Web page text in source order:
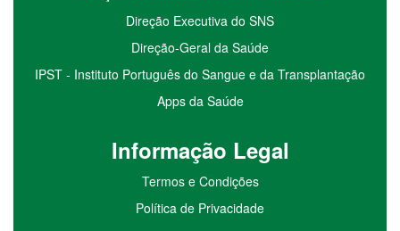
Direção Executiva do SNS
Direção-Geral da Saúde
IPST - Instituto Português do Sangue e da Transplantação
Apps da Saúde
Informação Legal
Termos e Condições
Política de Privacidade